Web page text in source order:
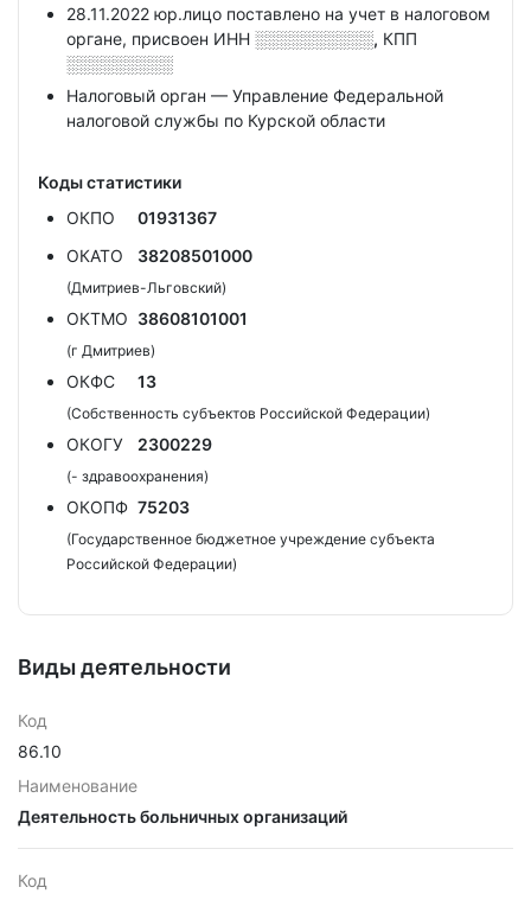
28.11.2022 юр.лицо поставлено на учет в налоговом
органе, присвоен ИНН ░░░░░░░░░░, КПП
░░░░░░░░░
Налоговый орган — Управление Федеральной
налоговой службы по Курской области
Коды статистики
ОКПО
01931367
ОКАТО
38208501000
(Дмитриев-Льговский)
ОКТМО 38608101001
(г Дмитриев)
ОКФС 13
(Собственность субъектов Российской Федерации)
ОКОГУ 2300229
(- здравоохранения)
ОКОПФ 75203
(Государственное бюджетное учреждение субъекта
Российской Федерации)
Виды деятельности
Код
86.10
Наименование
Деятельность больничных организаций
Код